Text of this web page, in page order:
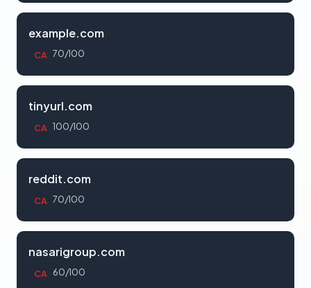
example.com
CA 70/100
tinyurl.com
CA 100/100
reddit.com
CA 70/100
nasarigroup.com
CA 60/100